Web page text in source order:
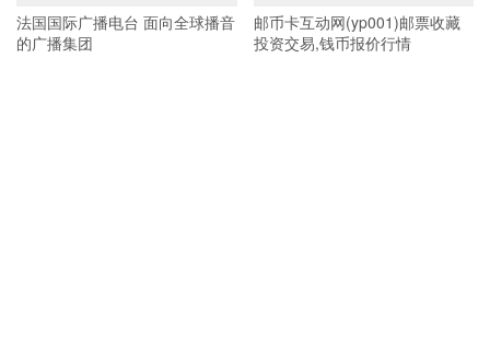
法国国际广播电台 面向全球播音
的广播集团
邮币卡互动网(yp001)邮票收藏
投资交易,钱币报价行情